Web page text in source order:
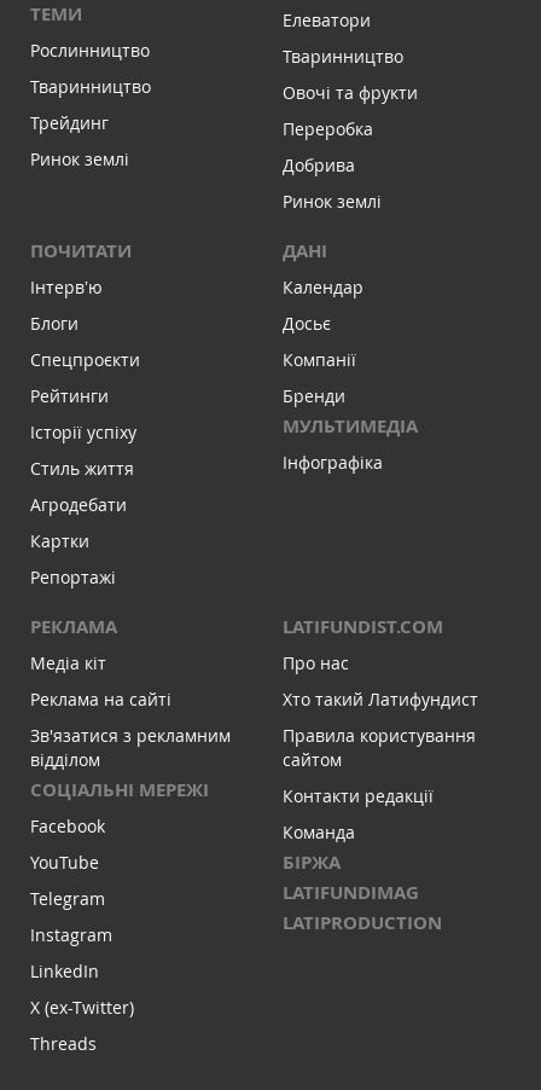
ТЕМИ
Рослинництво
Тваринництво
Трейдинг
Ринок землі
Елеватори
Тваринництво
Овочі та фрукти
Переробка
Добрива
Ринок землі
ПОЧИТАТИ
Інтервʼю
Блоги
Спецпроєкти
Рейтинги
Історії успіху
Стиль життя
Агродебати
Картки
Репортажі
ДАНІ
Календар
Досьє
Компанії
Бренди
МУЛЬТИМЕДІА
Інфографіка
РЕКЛАМА
Медіа кіт
Реклама на сайті
Зв'язатися з рекламним
відділом
СОЦІАЛЬНІ МЕРЕЖІ
Facebook
YouTube
Telegram
Instagram
LinkedIn
X (ex-Twitter)
Threads
LATIFUNDIST.COM
Про нас
Хто такий Латифундист
Правила користування
сайтом
Контакти редакції
Команда
БІРЖА
LATIFUNDIMAG
LATIPRODUCTION